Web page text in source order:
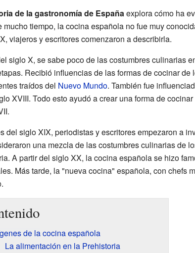
de la gastronomía de Españaexplora cómo ha
mucho tiempo, la cocina española no fue muy
viajeros y escritores comenzaron a describirla.
siglo X, se sabe poco de las costumbres culinarias
Recibió influencias de las formas de cocinar
traídos del Nuevo Mundo. También fue
XVIII. Todo esto ayudó a crear una forma de
del siglo XIX, periodistas y escritores empezaron a
una mezcla de las costumbres culinarias de
A partir del siglo XX, la cocina española se hizo
Más tarde, la "nueva cocina" española, con chefs
de la cocina española
La alimentación en la Prehistoria